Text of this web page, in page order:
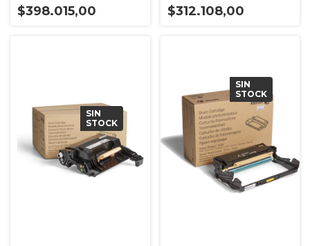
$398.015,00 $312.108,00
SIN
STOCK
SIN
STOCK